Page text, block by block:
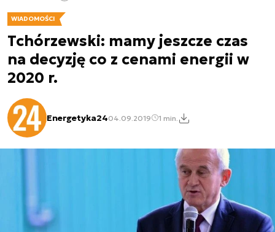
WIADOMOŚCI
Tchórzewski: mamy jeszcze czas
na decyzję co z cenami energii w
2020 r.
Energetyka2404.09.2019 1 min.